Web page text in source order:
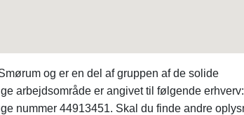
og er en del af gruppen af de solide
arbejdsområde er angivet til følgende
nummer 44913451. Skal du finde andre